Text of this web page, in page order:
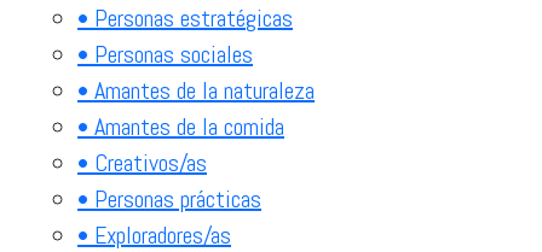
• Personas estratégicas
• Personas sociales
• Amantes de la naturaleza
• Amantes de la comida
• Creativos/as
• Personas prácticas
• Exploradores/as